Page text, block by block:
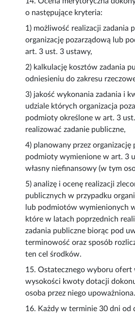
o następujące kryteria:
1) możliwość realizacji zadania
organizację pozarządową lub
art. 3 ust. 3 ustawy,
2) kalkulację kosztów zadania
odniesieniu do zakresu
3) jakość wykonania zadania i
udziale których organizacja
podmioty określone w art. 3
realizować zadanie publiczne,
4) planowany przez organizację
podmioty wymienione w art. 3
własny niefinansowy (w tym
5) analizę i ocenę realizacji
publicznych w przypadku
lub podmiotów wymienionych
które w latach poprzednich
zadania publiczne biorąc pod
terminowość oraz sposób
ten cel środków.
15. Ostatecznego wyboru ofert
wysokości kwoty dotacji
osoba przez niego upoważniona.
16. Każdy w terminie 30 dni od